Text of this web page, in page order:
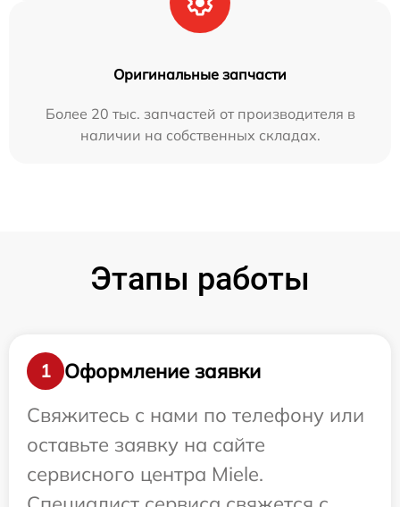
Оригинальные запчасти
Более 20 тыс. запчастей от производителя в
наличии на собственных складах.
Этапы работы
1
Оформление заявки
Свяжитесь с нами по телефону или
оставьте заявку на сайте
сервисного центра Miele.